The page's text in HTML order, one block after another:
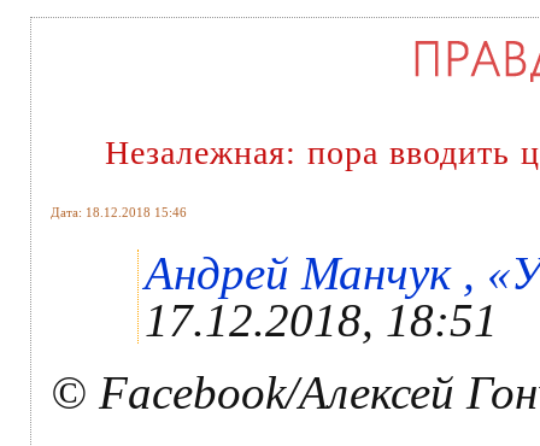
Незалежная: пора вводить
Дата: 18.12.2018 15:46
Андрей Манчук ,
17.12.2018, 18:51
© Facebook/Алексей